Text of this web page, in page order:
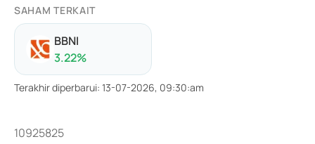
SAHAM TERKAIT
BBNI
3.22%
Terakhir diperbarui: 13-07-2026, 09:30:am
10925825